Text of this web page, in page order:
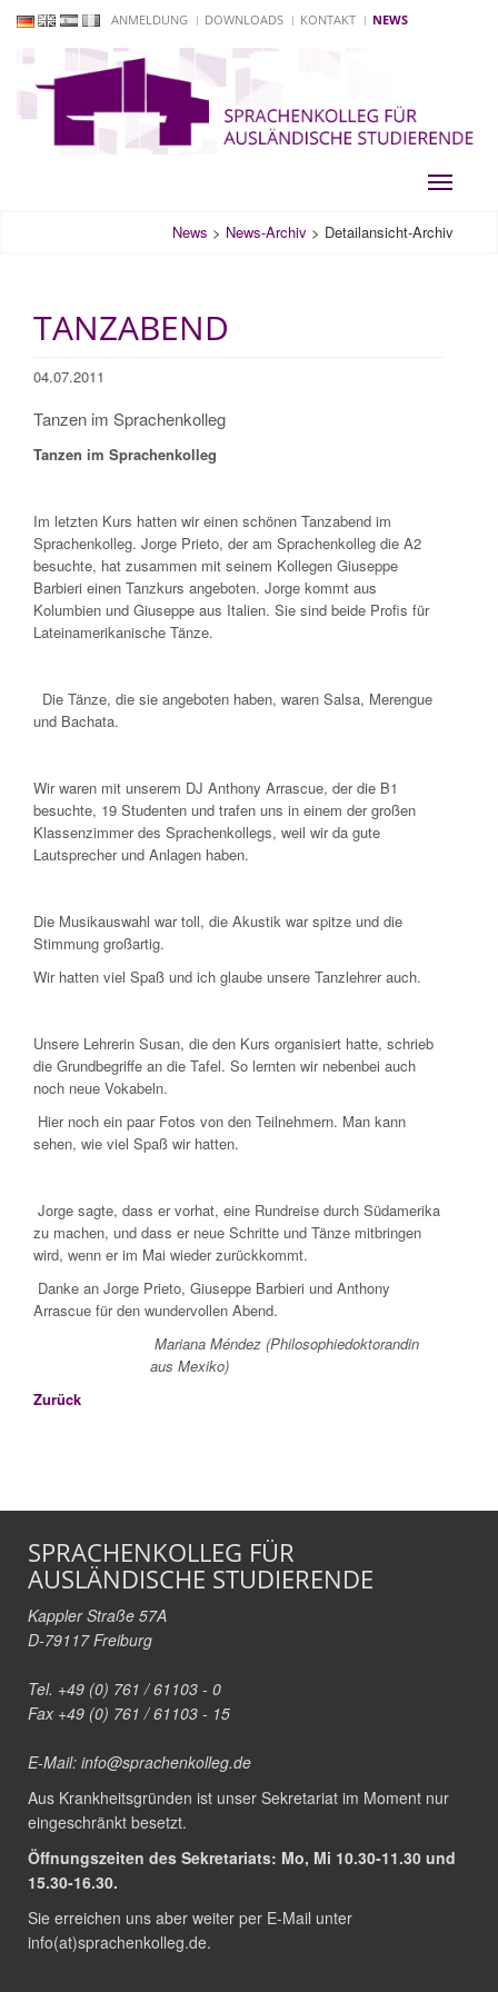
ANMELDUNG DOWNLOADS KONTAKT NEWS
Toggle
News > News-Archiv > Detailansicht-Archiv
TANZABEND
04.07.2011
Tanzen im Sprachenkolleg
Tanzen im Sprachenkolleg
Im letzten Kurs hatten wir einen schönen Tanzabend im
Sprachenkolleg. Jorge Prieto, der am Sprachenkolleg die A2
besuchte, hat zusammen mit seinem Kollegen Giuseppe
Barbieri einen Tanzkurs angeboten. Jorge kommt aus
Kolumbien und Giuseppe aus Italien. Sie sind beide Profis für
Lateinamerikanische Tänze.
Die Tänze, die sie angeboten haben, waren Salsa, Merengue
und Bachata.
Wir waren mit unserem DJ Anthony Arrascue, der die B1
besuchte, 19 Studenten und trafen uns in einem der großen
Klassenzimmer des Sprachenkollegs, weil wir da gute
Lautsprecher und Anlagen haben.
Die Musikauswahl war toll, die Akustik war spitze und die
Stimmung großartig.
Wir hatten viel Spaß und ich glaube unsere Tanzlehrer auch.
Unsere Lehrerin Susan, die den Kurs organisiert hatte, schrieb
die Grundbegriffe an die Tafel. So lernten wir nebenbei auch
noch neue Vokabeln.
Hier noch ein paar Fotos von den Teilnehmern. Man kann
sehen, wie viel Spaß wir hatten.
Jorge sagte, dass er vorhat, eine Rundreise durch Südamerika
zu machen, und dass er neue Schritte und Tänze mitbringen
wird, wenn er im Mai wieder zurückkommt.
Danke an Jorge Prieto, Giuseppe Barbieri und Anthony
Arrascue für den wundervollen Abend.
Mariana Méndez (Philosophiedoktorandin
aus Mexiko)
Zurück
SPRACHENKOLLEG FÜR
AUSLÄNDISCHE STUDIERENDE
Kappler Straße 57A
D-79117 Freiburg
Tel. +49 (0) 761 / 61103 - 0
Fax +49 (0) 761 / 61103 - 15
E-Mail: info@sprachenkolleg.de
Aus Krankheitsgründen ist unser Sekretariat im Moment nur
eingeschränkt besetzt.
Öffnungszeiten des Sekretariats: Mo, Mi 10.30-11.30 und
15.30-16.30.
Sie erreichen uns aber weiter per E-Mail unter
info(at)sprachenkolleg.de.